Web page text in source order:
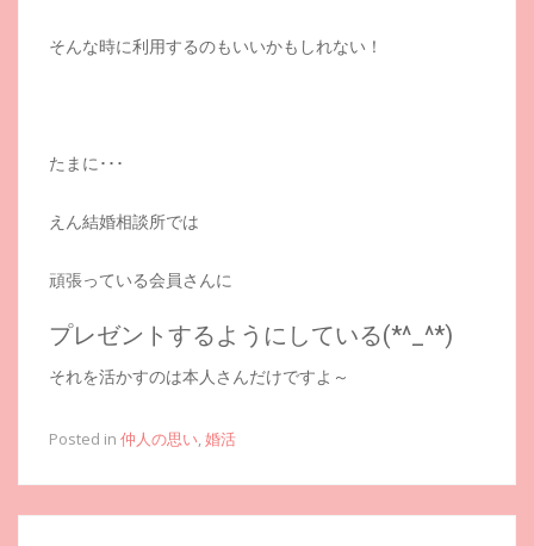
そんな時に利用するのもいいかもしれない！
たまに･･･
えん結婚相談所では
頑張っている会員さんに
プレゼントするようにしている(*^_^*)
それを活かすのは本人さんだけですよ～
Posted in 仲人の思い,婚活